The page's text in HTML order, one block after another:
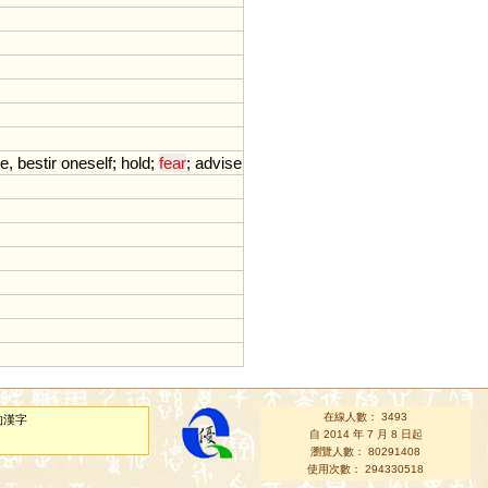
, bestir oneself; hold; fear; advise
漢字
在線人數： 3493
自 2014 年 7 月 8 日起
瀏覽人數： 80291408
使用次數： 294330518